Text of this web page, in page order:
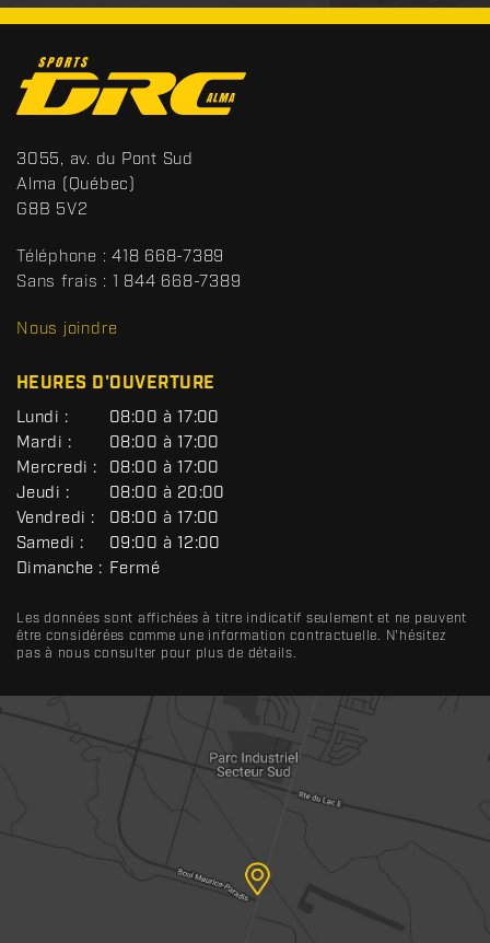
o
n
t
a
c
S
p
o
t
s
R
3055, av. du Pont Sud
Alma (Québec)
G8B 5V2
Téléphone : 418 668-7389
Sans frais : 1 844 668-7389
Nous joindre
HEURES D'OUVERTURE
G
É
N
É
R
A
L
Lundi :
08:00 à 17:00
Mardi :
08:00 à 17:00
Mercredi :
08:00 à 17:00
Jeudi :
08:00 à 20:00
Vendredi :
08:00 à 17:00
Samedi :
09:00 à 12:00
Dimanche : Fermé
Les données sont affichées à titre indicatif seulement et ne peuvent
être considérées comme une information contractuelle. N'hésitez
pas à nous consulter pour plus de détails.